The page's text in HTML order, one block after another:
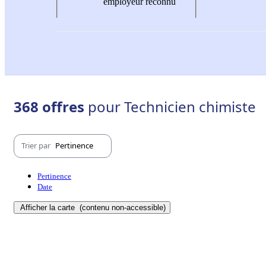
368 offres pour Technicien chimiste
Trier par Pertinence
Pertinence
Date
Afficher la carte (contenu non-accessible)